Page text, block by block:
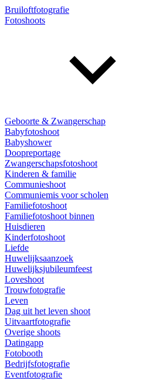
Bruiloftfotografie
Fotoshoots
Geboorte & Zwangerschap
Babyfotoshoot
Babyshower
Doopreportage
Zwangerschapsfotoshoot
Kinderen & familie
Communieshoot
Communiemis voor scholen
Familiefotoshoot
Familiefotoshoot binnen
Huisdieren
Kinderfotoshoot
Liefde
Huwelijksaanzoek
Huwelijksjubileumfeest
Loveshoot
Trouwfotografie
Leven
Dag uit het leven shoot
Uitvaartfotografie
Overige shoots
Datingapp
Fotobooth
Bedrijfsfotografie
Eventfotografie